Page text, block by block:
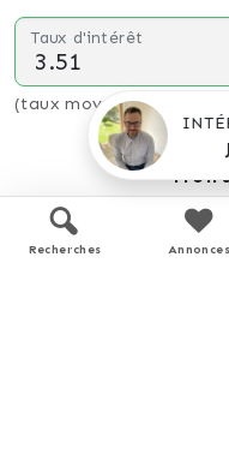
Taux d'intérêt
(taux moyen hors
Recherches Annonces